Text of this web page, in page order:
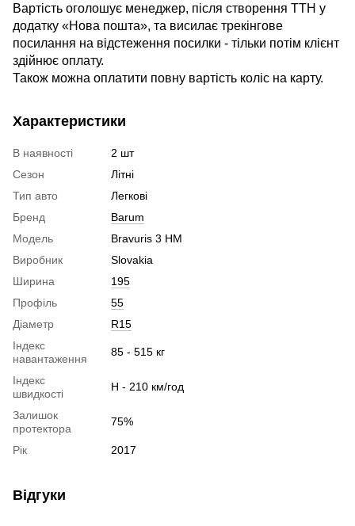
Вартість оголошує менеджер, після створення ТТН у
додатку «Нова пошта», та висилає трекінгове
посилання на відстеження посилки - тільки потім клієнт
здійнює оплату.
Також можна оплатити повну вартість коліс на карту.
Характеристики
В наявності
2 шт
Сезон
Літні
Тип авто
Легкові
Бренд
Barum
Модель
Bravuris 3 HM
Виробник
Slovakia
Ширина
195
Профіль
55
Діаметр
R15
Індекс
навантаження
85 - 515 кг
Індекс
швидкості
H - 210 км/год
Залишок
протектора
75%
Рік 2017
Відгуки